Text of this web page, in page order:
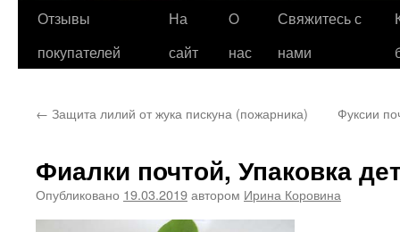
Отзывы
покупателей
На
сайт
O
нас
Свяжитесь с
нами
← Защита лилий от жука пискуна (пожарника) Фуксии
Фиалки почтой, Упаковка
Опубликовано 19.03.2019автором Ирина Коровина